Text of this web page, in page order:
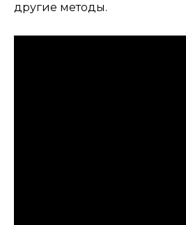
другие методы.